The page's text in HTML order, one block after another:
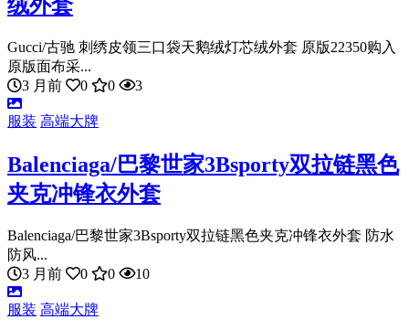
绒外套
Gucci/古驰 刺绣皮领三口袋天鹅绒灯芯绒外套 原版22350购入
原版面布采...
3 月前
0 0 3
服装 高端大牌
Balenciaga/巴黎世家3Bsporty双拉链黑色
夹克冲锋衣外套
Balenciaga/巴黎世家3Bsporty双拉链黑色夹克冲锋衣外套 防水
防风...
3 月前
0 0 10
服装 高端大牌